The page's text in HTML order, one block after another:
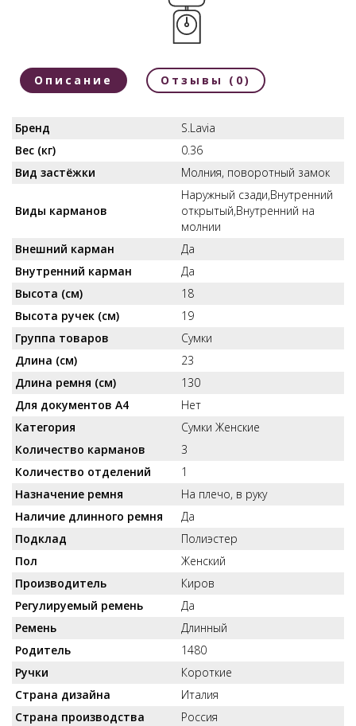
Описание Отзывы (0)
Бренд
S.Lavia
Вес (кг)
0.36
Вид застёжки
Молния, поворотный замок
Виды карманов
Наружный сзади,Внутренний
открытый,Внутренний на
молнии
Внешний карман
Да
Внутренний карман
Да
Высота (см)
18
Высота ручек (см)
19
Группа товаров
Сумки
Длина (см)
23
Длина ремня (см)
130
Для документов А4
Нет
Категория
Сумки Женские
Количество карманов
3
Количество отделений
1
Назначение ремня
На плечо, в руку
Наличие длинного ремня
Да
Подклад
Полиэстер
Пол
Женский
Производитель
Киров
Регулируемый ремень
Да
Ремень
Длинный
Родитель
1480
Ручки
Короткие
Страна дизайна
Италия
Страна производства
Россия